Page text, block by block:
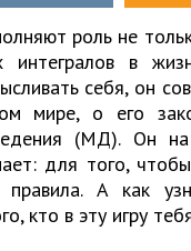
роль не
интегралов в
себя, он
мире, о его
(МД). Он на
для того,
А как
кто в эту игру